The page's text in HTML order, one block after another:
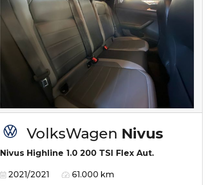
VolksWagen Nivus
Nivus Highline 1.0 200 TSI Flex Aut.
2021/2021 61.000 km